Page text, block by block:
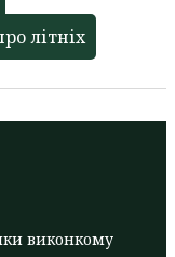
літніх
виконкому